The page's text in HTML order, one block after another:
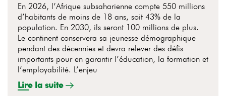
En 2026, l’Afrique subsaharienne compte 550 millions
d’habitants de moins de 18 ans, soit 43% de la
population. En 2030, ils seront 100 millions de plus.
Le continent conservera sa jeunesse démographique
pendant des décennies et devra relever des défis
importants pour en garantir l’éducation, la formation et
l’employabilité. L’enjeu
Lire la suite